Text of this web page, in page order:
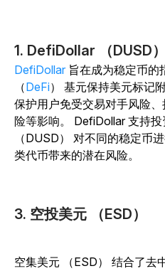
1. DefiDollar （DUSD）
DefiDollar 旨在成为稳定币的
（DeFi） 基元保持美元标记
保护用户免受交易对手风险
险等影响。 DefiDollar 支持
（DUSD） 对不同的稳定币
类代币带来的潜在风险。
3. 空投美元 （ESD）
空集美元 （ESD） 结合了去